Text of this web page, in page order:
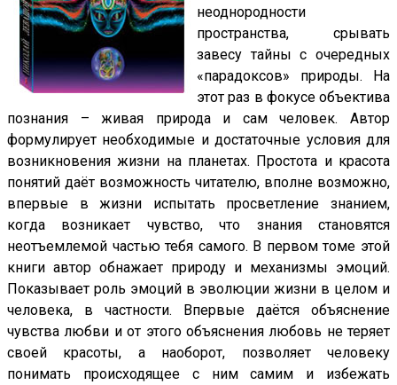
неоднородности
пространства, срывать
завесу тайны с очередных
«парадоксов» природы. На
этот раз в фокусе объектива
познания – живая природа и сам человек. Автор
формулирует необходимые и достаточные условия для
возникновения жизни на планетах. Простота и красота
понятий даёт возможность читателю, вполне возможно,
впервые в жизни испытать просветление знанием,
когда возникает чувство, что знания становятся
неотъемлемой частью тебя самого. В первом томе этой
книги автор обнажает природу и механизмы эмоций.
Показывает роль эмоций в эволюции жизни в целом и
человека, в частности. Впервые даётся объяснение
чувства любви и от этого объяснения любовь не теряет
своей красоты, а наоборот, позволяет человеку
понимать происходящее с ним самим и избежать